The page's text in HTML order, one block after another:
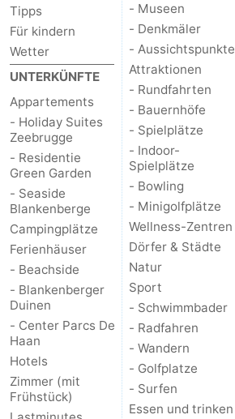
Vlaanderen
-
Nieuwvliet
-
Sluis
-
Cadzand
-
Natur
Het
Zwin
Westflandern
-
Brügge
-
Gent
Ypern
Die
Küste
-
Natur
Het
-
Knokke-
-
Tipps
Für kindern
Wetter
UNTERKÜNFTE
Appartements
- Holiday Suites
Zeebrugge
- Residentie
Green Garden
- Seaside
Blankenberge
Campingplätze
Ferienhäuser
- Beachside
- Blankenberger
Duinen
- Center Parcs De
Haan
Hotels
Zimmer (mit
Frühstück)
- Museen
- Denkmäler
- Aussichtspunkte
Attraktionen
- Rundfahrten
- Bauernhöfe
- Spielplätze
- Indoor-
Spielplätze
- Bowling
- Minigolfplätze
Wellness-Zentren
Dörfer & Städte
Natur
Sport
- Schwimmbader
- Radfahren
- Wandern
- Golfplatze
- Surfen
Essen und trinken